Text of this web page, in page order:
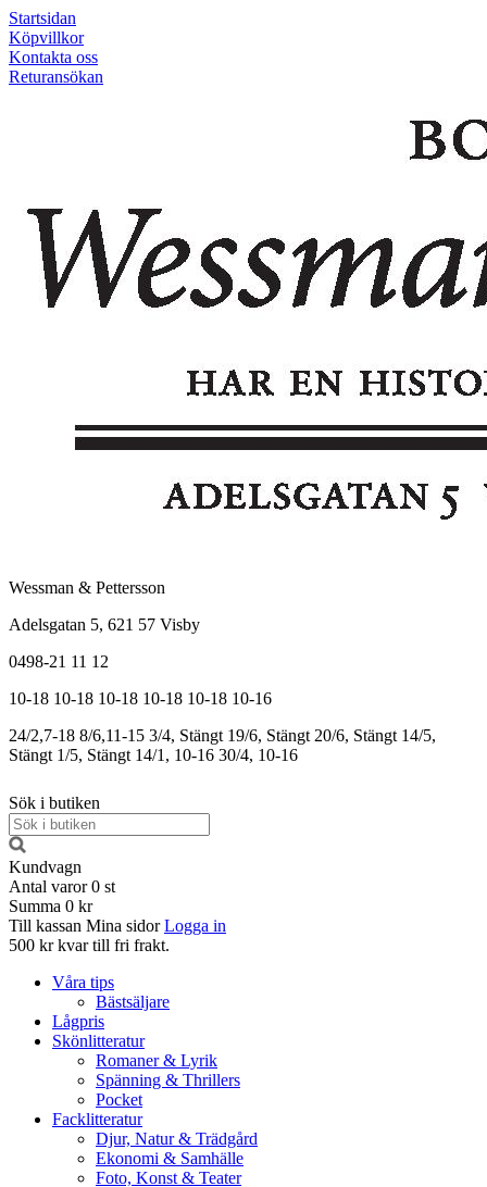
Startsidan
Köpvillkor
Kontakta oss
Returansökan
Wessman & Pettersson
Adelsgatan 5, 621 57 Visby
0498-21 11 12
10-18 10-18 10-18 10-18 10-18 10-16
24/2,7-18 8/6,11-15 3/4, Stängt 19/6, Stängt 20/6, Stängt 14/5,
Stängt 1/5, Stängt 14/1, 10-16 30/4, 10-16
Sök i butiken
Kundvagn
Antal varor 0 st
Summa 0 kr
Till kassan Mina sidor Logga in
500 kr kvar till fri frakt.
Våra tips
Bästsäljare
Lågpris
Skönlitteratur
Romaner & Lyrik
Spänning & Thrillers
Pocket
Facklitteratur
Djur, Natur & Trädgård
Ekonomi & Samhälle
Foto, Konst & Teater